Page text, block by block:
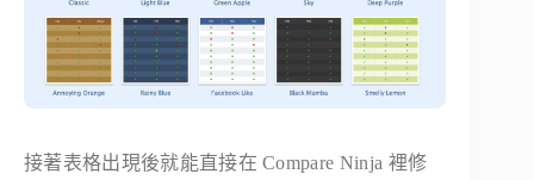
接著表格出現後就能直接在 Compare Ninja 裡修